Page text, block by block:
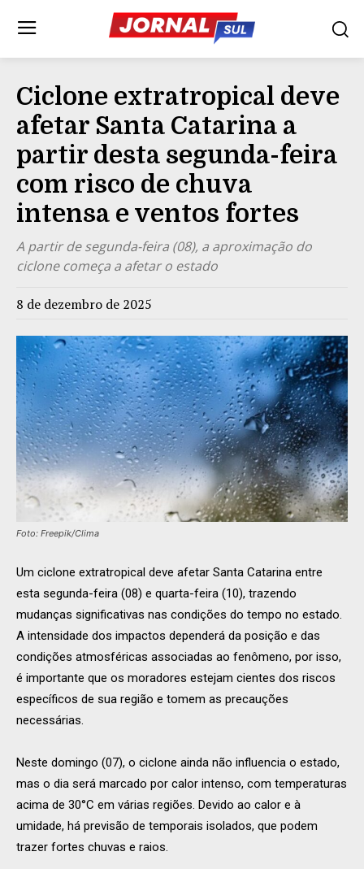
Ciclone extratropical deve
afetar Santa Catarina a
partir desta segunda-feira
com risco de chuva
intensa e ventos fortes
A partir de segunda-feira (08), a aproximação do
ciclone começa a afetar o estado
8 de dezembro de 2025
Foto: Freepik/Clima
Um ciclone extratropical deve afetar Santa Catarina entre
esta segunda-feira (08) e quarta-feira (10), trazendo
mudanças significativas nas condições do tempo no estado.
A intensidade dos impactos dependerá da posição e das
condições atmosféricas associadas ao fenômeno, por isso,
é importante que os moradores estejam cientes dos riscos
específicos de sua região e tomem as precauções
necessárias.
Neste domingo (07), o ciclone ainda não influencia o estado,
mas o dia será marcado por calor intenso, com temperaturas
acima de 30°C em várias regiões. Devido ao calor e à
umidade, há previsão de temporais isolados, que podem
trazer fortes chuvas e raios.